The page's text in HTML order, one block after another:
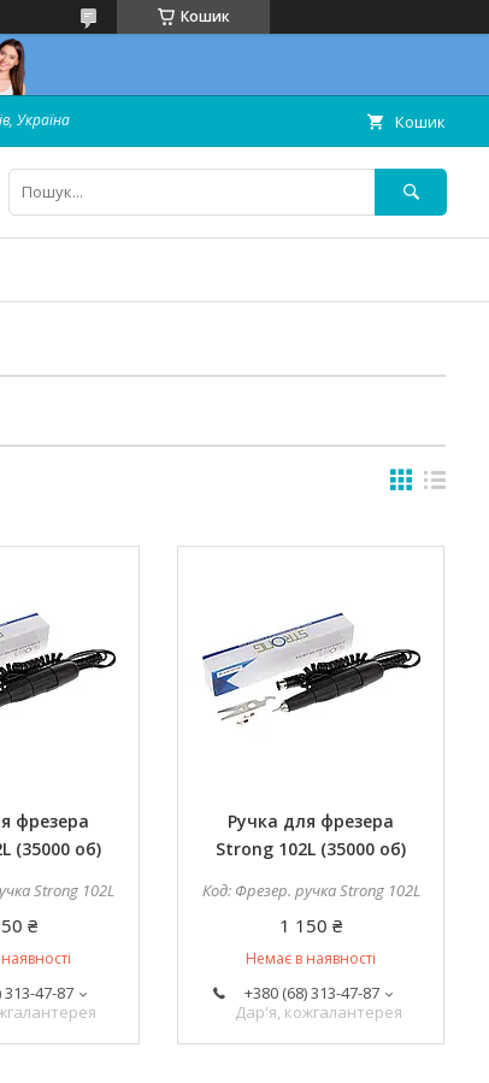
Кошик
Україна Кошик
фрезера
(35000 об)
Strong 102L
₴
313-47-87
Ручка для фрезера
Strong 102L (35000 об)
Фрезер. ручка Strong 102L
1 150 ₴
Немає в наявності
+380 (68) 313-47-87
Дар'я, кожгалантерея